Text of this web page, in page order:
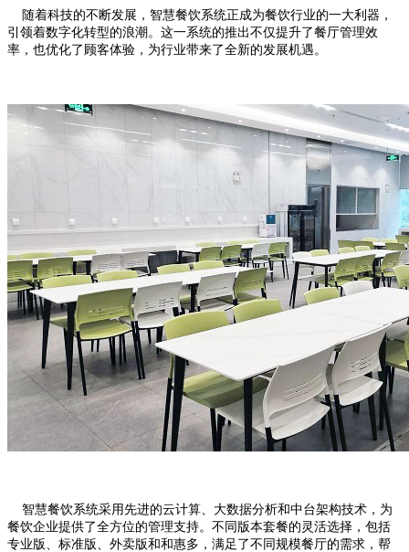
随着科技的不断发展，智慧餐饮系统正成为餐饮行业的一大利器，
引领着数字化转型的浪潮。这一系统的推出不仅提升了餐厅管理效
率，也优化了顾客体验，为行业带来了全新的发展机遇。
智慧餐饮系统采用先进的云计算、大数据分析和中台架构技术，为
餐饮企业提供了全方位的管理支持。不同版本套餐的灵活选择，包括
专业版、标准版、外卖版和和惠多，满足了不同规模餐厅的需求，帮